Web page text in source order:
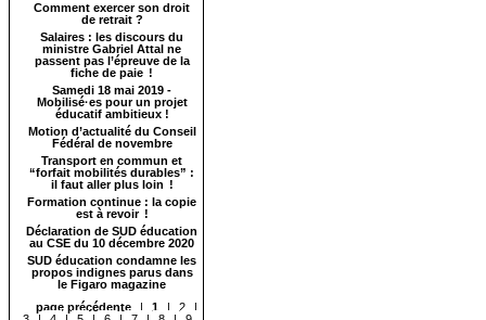
Comment exercer son droit
de retrait ?
Salaires : les discours du
ministre Gabriel Attal ne
passent pas l’épreuve de la
fiche de paie !
Samedi 18 mai 2019 -
Mobilisé·es pour un projet
éducatif ambitieux !
Motion d’actualité du Conseil
Fédéral de novembre
Transport en commun et
“forfait mobilités durables” :
il faut aller plus loin !
Formation continue : la copie
est à revoir !
Déclaration de SUD éducation
au CSE du 10 décembre 2020
SUD éducation condamne les
propos indignes parus dans
le Figaro magazine
page précédente
| 1 | 2
|